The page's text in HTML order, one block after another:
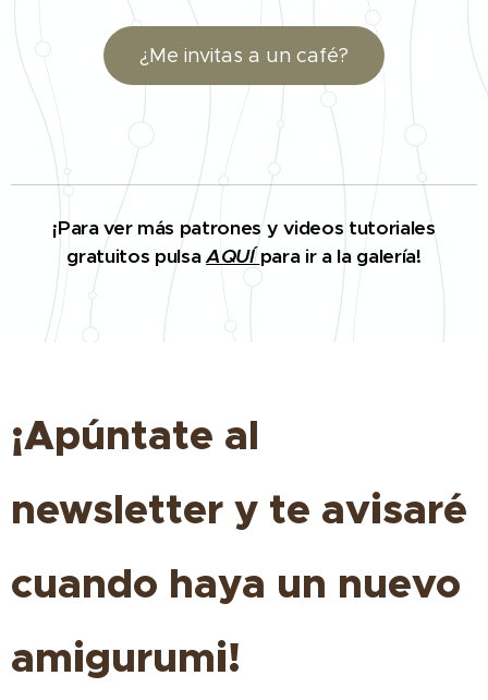
¿Me invitas a un café?
¡Para ver más patrones y videos tutoriales
gratuitos pulsaAQUÍpara ir a la galería!
¡Apúntate al
newsletter y te avisaré
cuando haya un nuevo
amigurumi!